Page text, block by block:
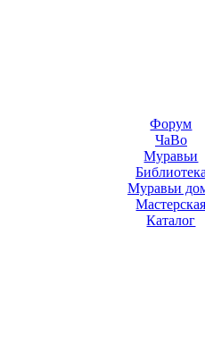
Форум
ЧаВо
Муравьи
Муравьи
Каталог